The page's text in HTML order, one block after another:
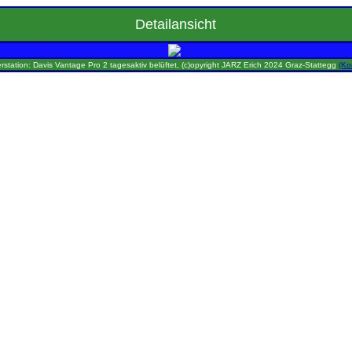
Detailansicht
Davis Vantage Pro 2 tagesaktiv belüftet, (c)opyright JARZ Erich 2024 Graz-Stattegg